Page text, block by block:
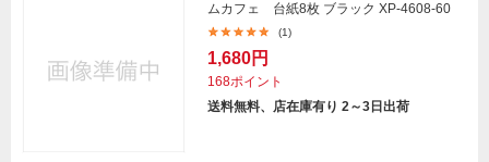
ムカフェ 台紙8枚 ブラック XP-4608-60
(1)
1,680円
168ポイント
送料無料、店在庫有り 2～3日出荷